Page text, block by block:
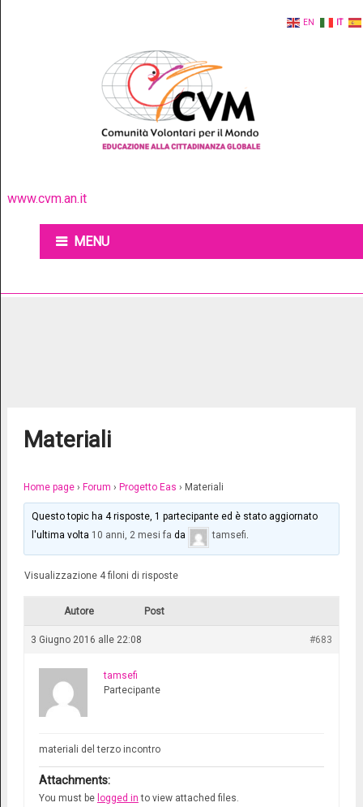
www.cvm.an.it
MENU
Materiali
Home page › Forum › Progetto Eas › Materiali
Questo topic ha 4 risposte, 1 partecipante ed è stato aggiornato
l'ultima volta 10 anni, 2 mesi fa da tamsefi
Visualizzazione 4 filoni di risposte
Autore Post
3 Giugno 2016 alle 22:08 #683
tamsefi
Partecipante
materiali del terzo incontro
Attachments:
You must be logged in to view attached files.
EN IT